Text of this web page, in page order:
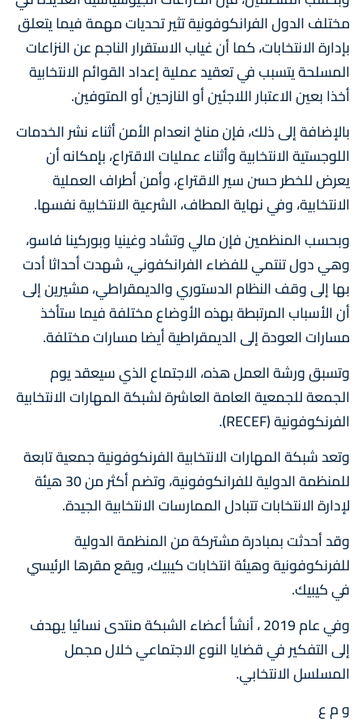
مختلف الدول الفرانكوفونية تثير تحديات مهمة فيما يتعلق
بإدارة الانتخابات، كما أن غياب الاستقرار الناجم عن النزاعات
المسلحة يتسبب في تعقيد عملية إعداد القوائم الانتخابية
أخذا بعين الاعتبار اللاجئين أو النازحين أو المتوفين.
بالإضافة إلى ذلك، فإن مناخ انعدام الأمن أثناء نشر الخدمات
اللوجستية الانتخابية وأثناء عمليات الاقتراع، بإمكانه أن
يعرض للخطر حسن سير الاقتراع، وأمن أطراف العملية
الانتخابية، وفي نهاية المطاف، الشرعية الانتخابية نفسها.
وبحسب المنظمين فإن مالي وتشاد وغينيا وبوركينا فاسو،
وهي دول تنتمي للفضاء الفرانكفوني، شهدت أحداثا أدت
بها إلى وقف النظام الدستوري والديمقراطي، مشيرين إلى
أن الأسباب المرتبطة بهذه الأوضاع مختلفة فيما ستأخذ
مسارات العودة إلى الديمقراطية أيضا مسارات مختلفة.
وتسبق ورشة العمل هذه، الاجتماع الذي سيعقد يوم
الجمعة للجمعية العامة العاشرة لشبكة المهارات الانتخابية
الفرنكوفونية (RECEF).
وتعد شبكة المهارات الانتخابية الفرنكوفونية جمعية تابعة
للمنظمة الدولية للفرانكوفونية، وتضم أكثر من 30 هيئة
لإدارة الانتخابات تتبادل الممارسات الانتخابية الجيدة.
وقد أحدثت بمبادرة مشتركة من المنظمة الدولية
للفرنكوفونية وهيئة انتخابات كيبيك، ويقع مقرها الرئيسي
في كيبيك.
وفي عام 2019 ، أنشأ أعضاء الشبكة منتدى نسائيا يهدف
إلى التفكير في قضايا النوع الاجتماعي خلال مجمل
المسلسل الانتخابي.
و م ع